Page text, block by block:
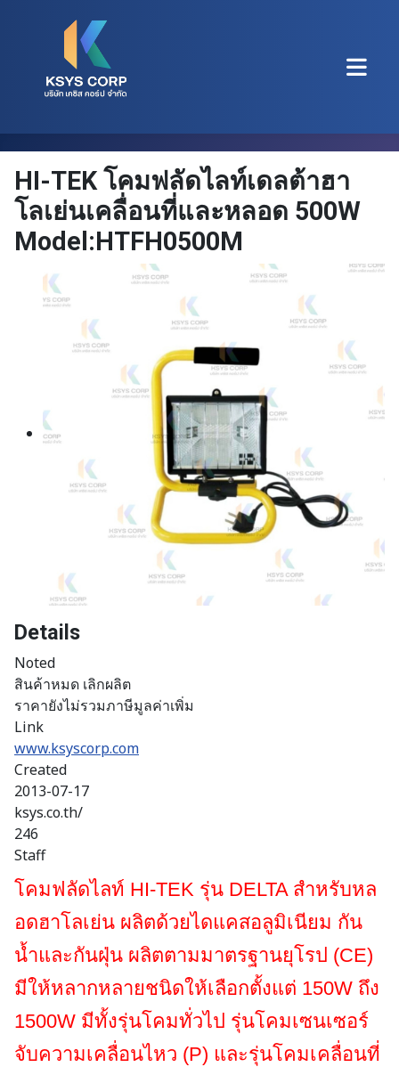
HI-TEK โคมฟลัดไลท์เดลต้าฮา
โลเย่นเคลื่อนที่และหลอด 500W
Model:HTFH0500M
Details
Noted
สินค้าหมด เลิกผลิต
ราคายังไม่รวมภาษีมูลค่าเพิ่ม
Link
www.ksyscorp.com
Created
2013-07-17
ksys.co.th/
246
Staff
โคมฟลัดไลท์ HI-TEK รุ่น DELTA สำหรับหล
อดฮาโลเย่น ผลิตด้วยไดแคสอลูมิเนียม กัน
น้ำและกันฝุ่น ผลิตตามมาตรฐานยุโรป (CE)
มีให้หลากหลายชนิดให้เลือกตั้งแต่ 150W ถึง
1500W มีทั้งรุ่นโคมทั่วไป รุ่นโคมเซนเซอร์
จับความเคลื่อนไหว (P) และรุ่นโคมเคลื่อนที่